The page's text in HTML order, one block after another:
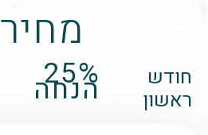
חודש
ראשון
25%
הנחה